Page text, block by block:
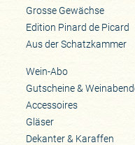
Grosse Gewächse
Edition Pinard de Picard
Aus der Schatzkammer
Wein-Abo
Gutscheine &
Accessoires
Gläser
Dekanter & Karaffen